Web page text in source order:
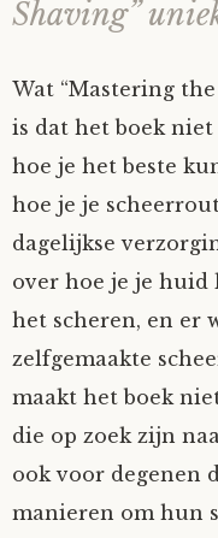
Shaving”
Wat “Mastering
is dat het boek
hoe je het beste
hoe je je
dagelijkse
over hoe je je huid
het scheren, en er
zelfgemaakte
maakt het boek
die op zoek zijn
ook voor degenen
manieren om hun